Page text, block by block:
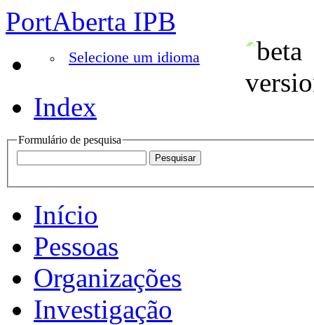
PortAberta IPB
Selecione um idioma
Index
Formulário de pesquisa
Início
Pessoas
Organizações
Investigação